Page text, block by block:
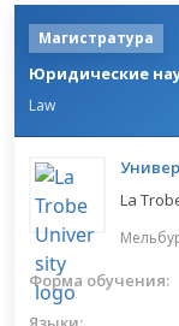
Магистратура
Юридические
Law
La
Форма обучения: